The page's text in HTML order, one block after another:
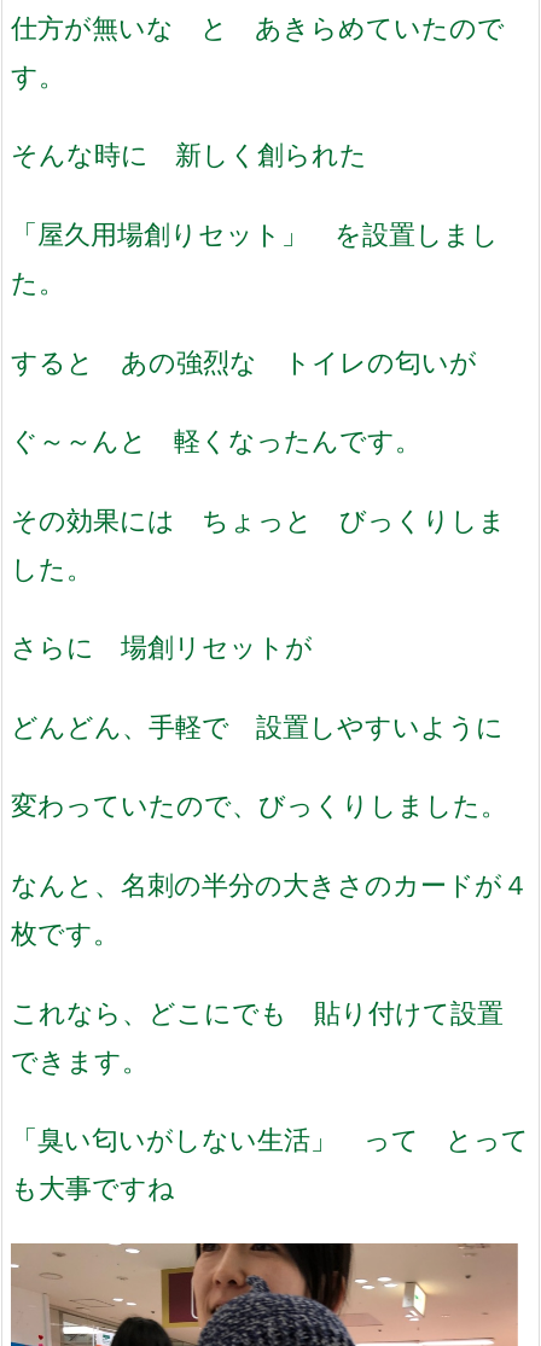
仕方が無いな と あきらめていたので
す。
そんな時に 新しく創られた
「屋久用場創りセット」 を設置しまし
た。
すると あの強烈な トイレの匂いが
ぐ～～んと 軽くなったんです。
その効果には ちょっと びっくりしま
した。
さらに 場創リセットが
どんどん、手軽で 設置しやすいように
変わっていたので、びっくりしました。
なんと、名刺の半分の大きさのカードが４
枚です。
これなら、どこにでも 貼り付けて設置
できます。
「臭い匂いがしない生活」 って とって
も大事ですね